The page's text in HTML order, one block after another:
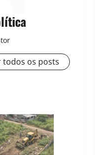
todos os posts